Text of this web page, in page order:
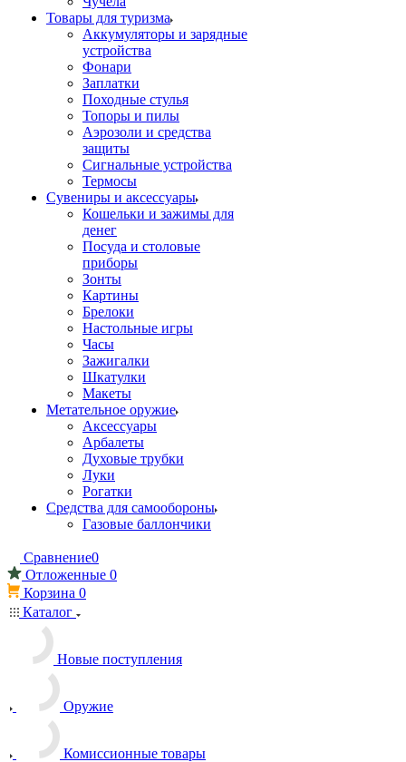
Товары для туризма
Аккумуляторы и зарядные
устройства
Фонари
Заплатки
Походные стулья
Топоры и пилы
Аэрозоли и средства
защиты
Сигнальные устройства
Термосы
Сувениры и аксессуары
Кошельки и зажимы для
денег
Посуда и столовые
приборы
Зонты
Картины
Брелоки
Настольные игры
Часы
Зажигалки
Шкатулки
Макеты
Метательное оружие
Аксессуары
Арбалеты
Духовые трубки
Луки
Рогатки
Средства для самообороны
Газовые баллончики
Сравнение0
Отложенные 0
Корзина 0
Каталог
Новые поступления
Оружие
Комиссионные товары